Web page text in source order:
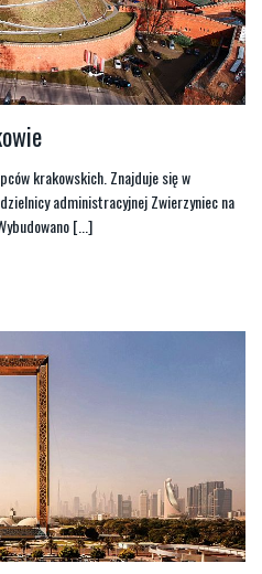
krakowskich. Znajduje się w
administracyjnej Zwierzyniec na
[...]